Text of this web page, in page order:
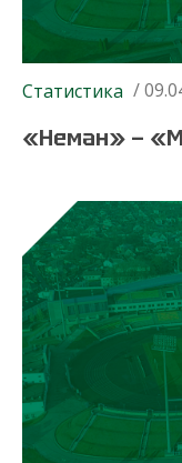
Статистика /
«Неман» —